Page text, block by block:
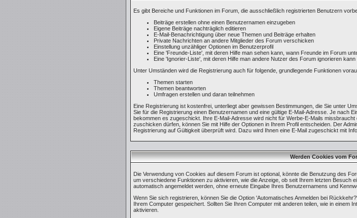
Es gibt Bereiche und Funktionen im Forum, die ausschließlich registrierten Benutzern
Beiträge erstellen ohne einen Benutzernamen einzugeben
Eigene Beiträge nachträglich editieren
E-Mail-Benachrichtigung über neue Themen und Beiträge erhalten
Private Nachrichten an andere Mitglieder des Forum verschicken
Einstellung unzähliger Optionen im Benutzerprofil
Eine 'Freunde-Liste', mit deren Hilfe man sehen kann, wann Freunde im Forum
Eine 'Ignorier-Liste', mit deren Hilfe man andere Nutzer des Forum ignorieren kann
Unter Umständen wird die Registrierung auch für folgende, grundlegende Funktionen
Themen starten
Themen beantworten
Umfragen erstellen und daran teilnehmen
Eine Registrierung ist kostenfrei, unterliegt aber gewissen Bestimmungen, die Sie unter
Sie für die Registrierung einen Benutzernamen und eine gültige E-Mail-Adresse. Je nach
bekommen es zugeschickt. Ihre E-Mail-Adresse wird nicht für Werbe-E-Mails
zuschicken dürfen, können Sie mit Hilfe der Optionen in Ihrem Profil entscheiden. Der
Registrierung auf Gültigkeit überprüft wird. Dazu wird Ihnen eine E-Mail zugeschickt mit
Werden Cookies vom
Die Verwendung von Cookies auf diesem Forum ist optional, könnte die Benutzung des
um verschiedene Funktionen zu aktivieren, wie die Anzeige, ob seit Ihrem letzten Besuch
automatisch angemeldet werden, ohne erneute Eingabe Ihres Benutzernamens und
Wenn Sie sich registrieren, können Sie die Option 'Automatisches Anmelden bei
Ihrem Computer gespeichert. Sollten Sie Ihren Computer mit anderen teilen, wie in einem
aktivieren.